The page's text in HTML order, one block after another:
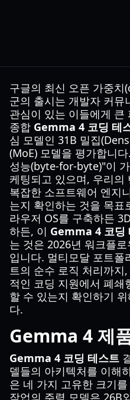
구글의 최신 오픈 가중
군의 출시는 개발자 커뮤
관심이 있는 이들에게 큰
종합 Gemma 4 코딩 테
심 모델인 31B 밀집
(MoE) 모델을 평가합니
성능(byte-for-byte)"이
케팅되고 있으며, 우리의
복잡한 소프트웨어 엔지
는지 확인하는 것을 목표
라우저 OS를 구축하든
하든, 이 Gemma 4 코딩
는 것은 2026년 워크플
입니다. 멀티모달 포트폴
트의 순수 로직 처리까
적인 코딩 지원에서 폐쇄
할 수 있는지 확인하기
다.
Gemma 4 제
Gemma 4 코딩 테스트
델들의 아키텍처를 이해
은 네 가지 고유한 크기
작업의 주력 모델은 26B